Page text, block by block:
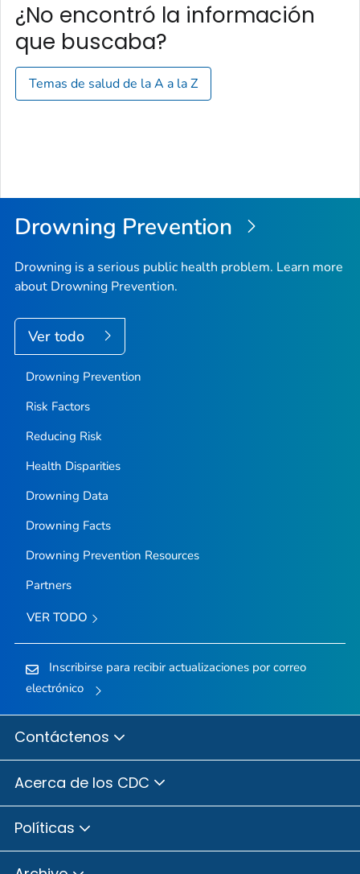
¿No encontró la información
que buscaba?
Temas de salud de la A a la Z
Drowning Prevention
Drowning is a serious public health problem. Learn more
about Drowning Prevention.
Ver todo
Drowning Prevention
Risk Factors
Reducing Risk
Health Disparities
Drowning Data
Drowning Facts
Drowning Prevention Resources
Partners
VER TODO
Inscribirse para recibir actualizaciones por correo
electrónico
Contáctenos
Acerca de los CDC
Políticas